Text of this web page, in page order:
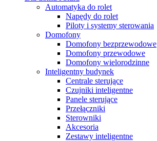
Automatyka do rolet
Napędy do rolet
Piloty i systemy sterowania
Domofony
Domofony bezprzewodowe
Domofony przewodowe
Domofony wielorodzinne
Inteligentny budynek
Centrale sterujące
Czujniki inteligentne
Panele sterujące
Przełączniki
Sterowniki
Akcesoria
Zestawy inteligentne